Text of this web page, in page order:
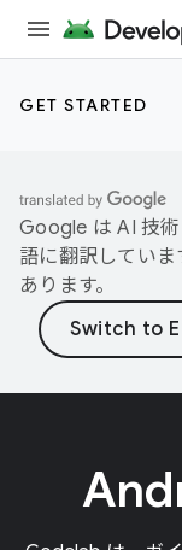
GET STARTED
Google は AI 技
語に翻訳してい
あります。